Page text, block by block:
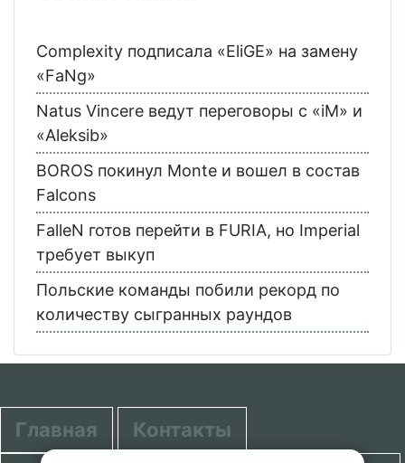
Complexity подписала «EliGE» на замену
«FaNg»
Natus Vincere ведут переговоры с «iM» и
«Aleksib»
BOROS покинул Monte и вошел в состав
Falcons
FalleN готов перейти в FURIA, но Imperial
требует выкуп
Польские команды побили рекорд по
количеству сыгранных раундов
Главная Контакты